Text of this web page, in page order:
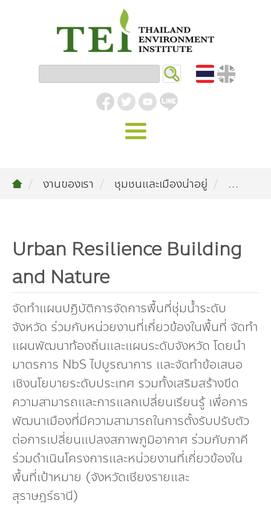
รู้จัก ม.ส.ท.
โครงสร้างองค์กร
คณะกรรมการมูลนิธิ
คณะกรรมการบริหารสถาบัน
คณะผู้บริหาร
วิถีเรา
สโลแกน
รายงานประจำปี | รายงานงบการเงิน
สำนักงานสีเขียว
รางวัลและเกียรติประวัติ
สิ่งแวดล้อมอุตสาหกรรม
อุตสาหกรรมยั่งยืน
มลพิษอุตสาหกรรม
สิ่งแวดล้อมเมืองและชุมชน
ชุมชนและเมืองน่าอยู่
ขยะชุมชน-ขยะอาหาร
ขยะพลาสติก
ฝุ่น PM2.5
การผลิตและการบริโภคยั่งยืน
ฉลากเขียว
ฉลากสิ่งแวดล้อม
บริการที่เป็นมิตรกับสิ่งแวดล้อม
ที่ปรึกษาคาร์บอนฟุตพริ้นท์
จัดซื้อจัดจ้างที่เป็นมิตรกับสิ่งแวดล้อม
ทรัพยากรธรรมชาติ
ทรัพยากรทางบก
ทรัพยากรทางทะเลและชายฝั่ง
ความหลากหลายทางชีวภาพ
การเปลี่ยนแปลงสภาพภูมิอากาศ
การลดก๊าซเรือนกระจก
การปรับตัว
การพัฒนาบุคลากรด้านสิ่งแวดล้อม
งานฝึกอบรม
สิ่งแวดล้อมศึกษา
นโยบาย แผน เครือข่ายสิ่งแวดล้อม
นโยบายและแผนสิ่งแวดล้อม
TBCSD
คลังความรู้
อินโฟกราฟิก | โปสเตอร์
คลิปวิดีโอ
เอกสารเผยแพร่
สิ่งพิมพ์จำหน่าย
กิจกรรมข่าวสาร
กิจกรรมของเรา
ข่าวสิ่งแวดล้อม
ร่วมงานกับเรา
งาน
ฝึกงาน
ติดต่อเรา
งานของเรา ชุมชนและเมืองน่าอยู่ ...
Urban Resilience Building
and Nature
จัดทำแผนปฏิบัติการจัดการพื้นที่ชุ่มน้ำระดับ
จังหวัด ร่วมกับหน่วยงานที่เกี่ยวข้องในพื้นที่ จัดทำ
แผนพัฒนาท้องถิ่นและแผนระดับจังหวัด โดยนำ
มาตรการ NbS ไปบูรณาการ และจัดทำข้อเสนอ
เชิงนโยบายระดับประเทศ รวมทั้งเสริมสร้างขีด
ความสามารถและการแลกเปลี่ยนเรียนรู้ เพื่อการ
พัฒนาเมืองที่มีความสามารถในการตั้งรับปรับตัว
ต่อการเปลี่ยนแปลงสภาพภูมิอากาศ ร่วมกับภาคี
ร่วมดำเนินโครงการและหน่วยงานที่เกี่ยวข้องใน
พื้นที่เป้าหมาย (จังหวัดเชียงรายและ
สุราษฎร์ธานี)